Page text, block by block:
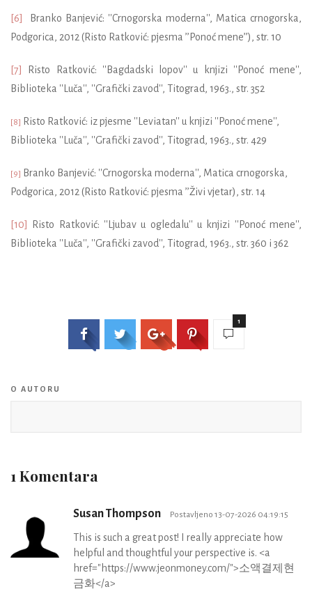
[6] Branko Banjević: ''Crnogorska moderna'', Matica crnogorska,
Podgorica, 2012 (Risto Ratković: pjesma ’’Ponoć mene’’), str. 10
[7]
Risto Ratković: ''Bagdadski lopov'' u knjizi ''Ponoć mene'',
Biblioteka ''Luča'', ''Grafički zavod'', Titograd, 1963., str. 352
[8] Risto Ratković: iz pjesme ''Leviatan'' u knjizi ''Ponoć mene'',
Biblioteka ''Luča'', ''Grafički zavod'', Titograd, 1963., str. 429
[9] Branko Banjević: ''Crnogorska moderna'', Matica crnogorska,
Podgorica, 2012 (Risto Ratković: pjesma ’’Živi vjetar), str. 14
[10] Risto Ratković: ''Ljubav u ogledalu'' u knjizi ''Ponoć mene'',
Biblioteka ''Luča'', ''Grafički zavod'', Titograd, 1963., str. 360 i 362
1
O AUTORU
1 Komentara
Susan Thompson Postavljeno 13-07-2026 04:19:15
This is such a great post! I really appreciate how
helpful and thoughtful your perspective is. <a
href="https://www.jeonmoney.com/">소액결제현
금화</a>